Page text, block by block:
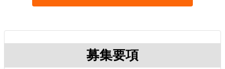
募集要項